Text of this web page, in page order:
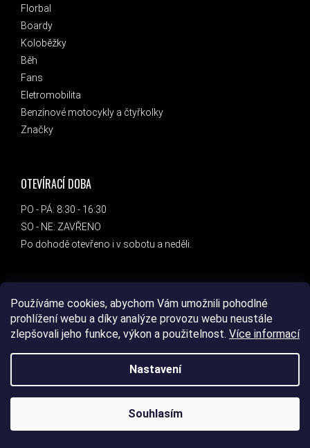
Používáme cookies, abychom Vám umožnili pohodlné
prohlížení webu a díky analýze provozu webu neustále
zlepšovali jeho funkce, výkon a použitelnost. Více informací
Nastavení
Souhlasím
Florbal
Boardy
Koloběžky
Běh
Fans
Eletromobilita
Benzínové motocykly a čtyřkolky
Značky
OTEVÍRACÍ DOBA
PO - PÁ: 8:30 - 16:30
SO - NE: ZAVŘENO
Po dohodě otevřeno i v sobotu a neděli.
DEVIL SPORT
Bc. Marcel Chantúr
Dlouhá 1458/8
Mohelnice